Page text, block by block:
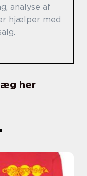
analyse af
hjælper med
her